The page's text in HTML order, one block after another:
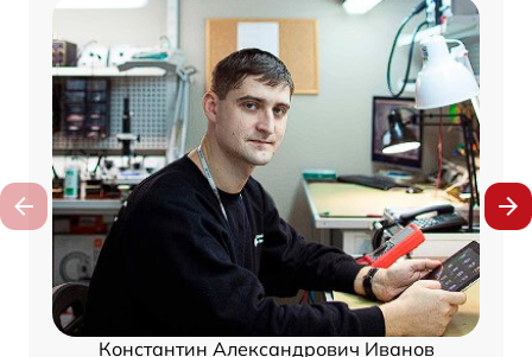
Константин Александрович Иванов